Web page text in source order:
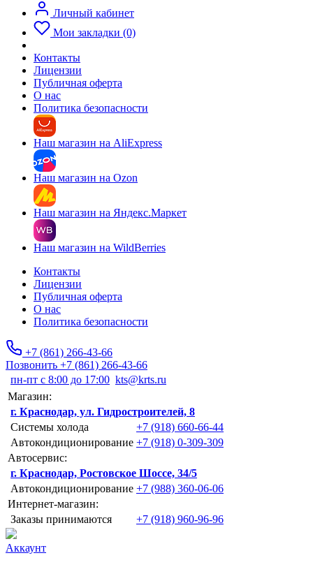
Личный кабинет
Мои закладки (0)
Контакты
Лицензии
Публичная оферта
О нас
Политика безопасности
Наш магазин на AliExpress
Наш магазин на Ozon
Наш магазин на Яндекс.Маркет
Наш магазин на WildBerries
Контакты
Лицензии
Публичная оферта
О нас
Политика безопасности
+7 (861) 266-43-66
Позвонить +7 (861) 266-43-66
пн-пт с 8:00 до 17:00 kts@krts.ru
Магазин:
г. Краснодар, ул. Гидростроителей, 8
Системы холода
+7 (918) 660-66-44
Автокондиционирование +7 (918) 0-309-309
Автосервис:
г. Краснодар, Ростовское Шоссе, 34/5
Автокондиционирование +7 (988) 360-06-06
Интернет-магазин:
Заказы принимаются
+7 (918) 960-96-96
Аккаунт